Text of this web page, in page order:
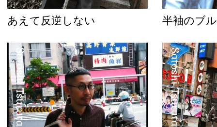
あえて反逆しない 半袖のブ
Satoshi Tsuruta Satoshi Tsuruta